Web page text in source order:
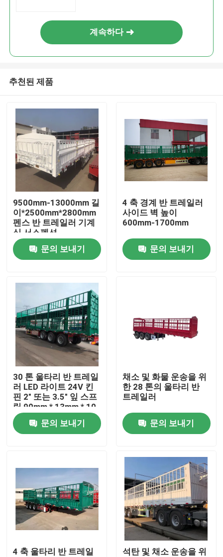
비디오
우리에 대하여
공장 여행
품질 관리
인용문을 요구하세요
중고 덤프트럭
사용된 덤프차
계속하다
추천된 제품
9500mm-13000mm 길
이*2500mm*2800mm
펜스 반 트레일러 기계
식 서스펜션
문의 보내기
4 축 경계 반 트레일러
사이드 벽 높이
600mm-1700mm
문의 보내기
30 톤 울타리 반 트레일
러 LED 라이트 24V 킨
핀 2" 또는 3.5" 잎 스프
링 90mm * 13mm * 10
층
문의 보내기
채소 및 화물 운송을 위
한 28 톤의 울타리 반
트레일러
문의 보내기
4 축 울타리 반 트레일
석탄 및 채소 운송을 위